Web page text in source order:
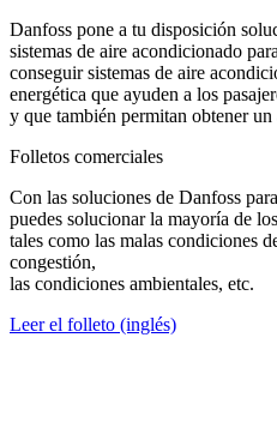
Danfoss pone a tu disposición
sistemas de aire acondicionado
conseguir sistemas de aire
energética que ayuden a los
y que también permitan obtener
Folletos comerciales
Con las soluciones de Danfoss
puedes solucionar la mayoría de
tales como las malas condiciones
congestión,
las condiciones ambientales, etc.
Leer el folleto (inglés)